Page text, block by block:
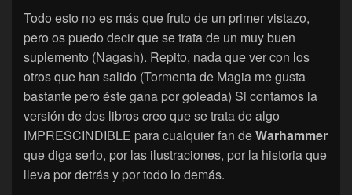
Todo esto no es más que fruto de un primer vistazo,
pero os puedo decir que se trata de un muy buen
suplemento (Nagash). Repito, nada que ver con los
otros que han salido (Tormenta de Magia me gusta
bastante pero éste gana por goleada) Si contamos la
versión de dos libros creo que se trata de algo
IMPRESCINDIBLE para cualquier fan deWarhammer
que diga serlo, por las ilustraciones, por la historia que
lleva por detrás y por todo lo demás.